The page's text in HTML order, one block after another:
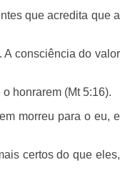
que acredita que a
A consciência do valor
honrarem (Mt 5:16).
morreu para o eu, e
certos do que eles,